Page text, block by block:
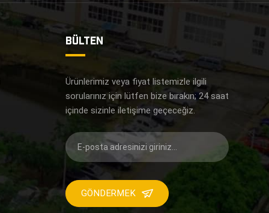
BÜLTEN
Ürünlerimiz veya fiyat listemizle ilgili
sorularınız için lütfen bize bırakın; 24 saat
içinde sizinle iletişime geçeceğiz.
GÖNDERMEK